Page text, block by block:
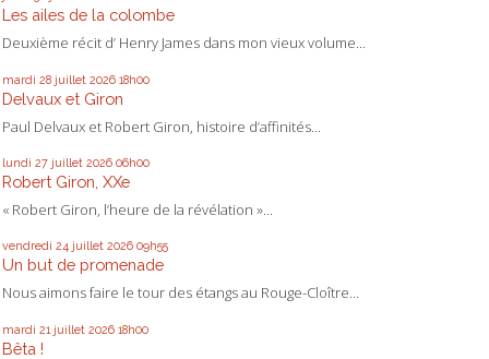
Les ailes de la colombe
Deuxième récit d’ Henry James dans mon vieux volume...
mardi 28 juillet 2026 18h00
Delvaux et Giron
Paul Delvaux et Robert Giron, histoire d’affinités...
lundi 27 juillet 2026 06h00
Robert Giron, XXe
« Robert Giron, l’heure de la révélation »...
vendredi 24 juillet 2026 09h55
Un but de promenade
Nous aimons faire le tour des étangs au Rouge-Cloître...
mardi 21 juillet 2026 18h00
Bêta !